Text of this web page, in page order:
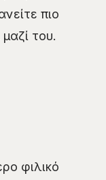
πιο
του.
φιλικό